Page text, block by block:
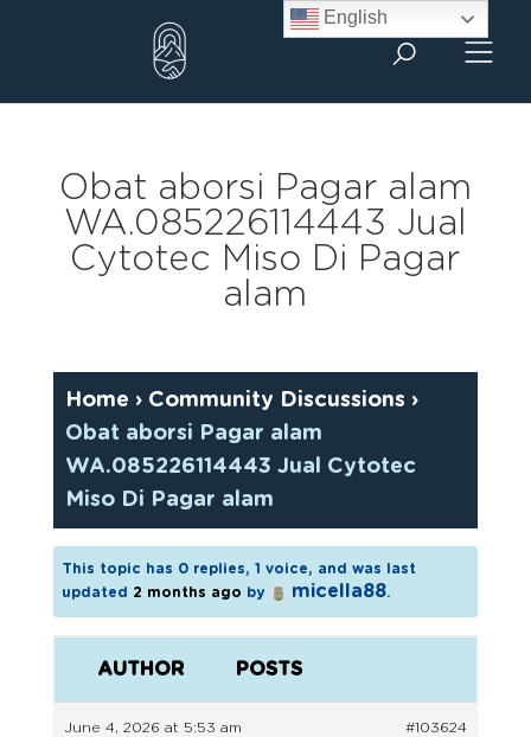
Obat aborsi Pagar alam
WA.085226114443 Jual
Cytotec Miso Di Pagar
alam
Home › Community Discussions ›
Obat aborsi Pagar alam
WA.085226114443 Jual Cytotec
Miso Di Pagar alam
This topic has 0 replies, 1 voice, and was last
updated 2 months ago by micella88.
AUTHOR POSTS
June 4, 2026 at 5:53 am #103624
English